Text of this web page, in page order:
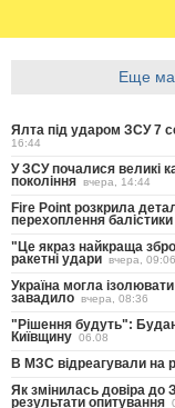
Еще
Ялта під ударом ЗСУ 7
16:44
У ЗСУ почалися великі
покоління вчера, 14:44
Fire Point розкрила
перехоплення балістики
"Це якраз найкраща
ракетні удари вчера, 09:06
Україна могла
завадило вчера, 08:36
"Рішення будуть":
Київщину 06.08
В МЗС відреагували на
Як змінилась довіра до
результати опитування